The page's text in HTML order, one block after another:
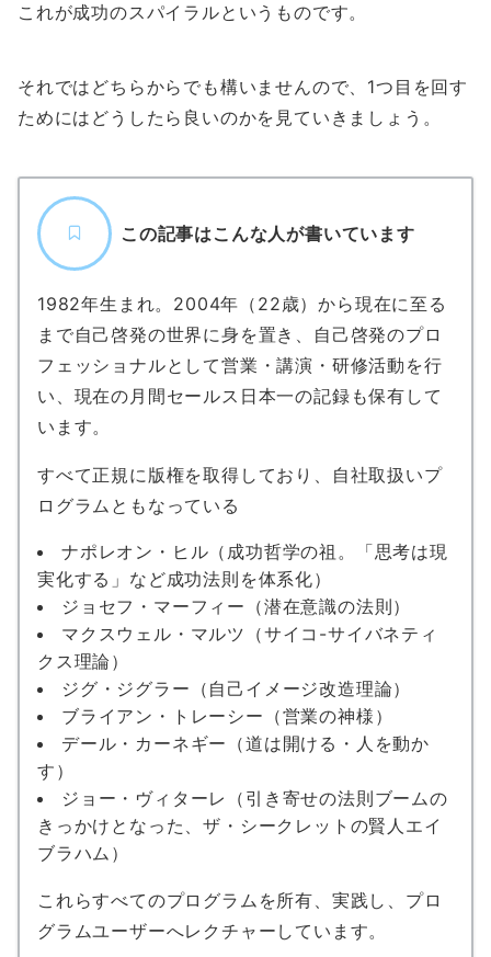
これが成功のスパイラルというものです。
それではどちらからでも構いませんので、1つ目を回す
ためにはどうしたら良いのかを見ていきましょう。
この記事はこんな人が書いています
1982年生まれ。2004年（22歳）から現在に至る
まで自己啓発の世界に身を置き、自己啓発のプロ
フェッショナルとして営業・講演・研修活動を行
い、現在の月間セールス日本一の記録も保有して
います。
すべて正規に版権を取得しており、自社取扱いプ
ログラムともなっている
ナポレオン・ヒル（成功哲学の祖。「思考は現
実化する」など成功法則を体系化）
ジョセフ・マーフィー（潜在意識の法則）
マクスウェル・マルツ（サイコ-サイバネティ
クス理論）
ジグ・ジグラー（自己イメージ改造理論）
ブライアン・トレーシー（営業の神様）
デール・カーネギー（道は開ける・人を動か
す）
ジョー・ヴィターレ（引き寄せの法則ブームの
きっかけとなった、ザ・シークレットの賢人エイ
ブラハム）
これらすべてのプログラムを所有、実践し、プロ
グラムユーザーへレクチャーしています。